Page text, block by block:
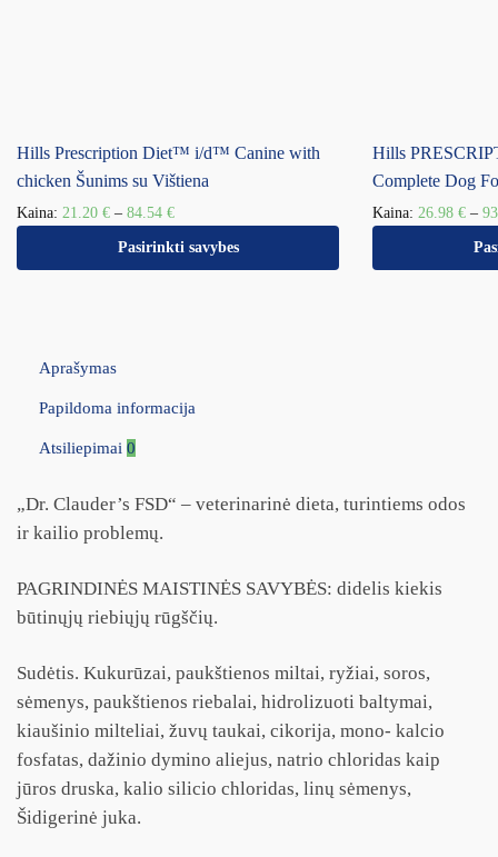
Hills Prescription Diet™ i/d™ Canine with
chicken Šunims su Vištiena
Kaina: 21.20 € – 84.54 €
Pasirinkti savybes
Hills
Complete Dog
Kaina: 26.98 € –
Aprašymas
Papildoma informacija
Atsiliepimai 0
„Dr. Clauder’s FSD“ – veterinarinė dieta, turintiems odos
ir kailio problemų.
PAGRINDINĖS MAISTINĖS SAVYBĖS: didelis kiekis
būtinųjų riebiųjų rūgščių.
Sudėtis. Kukurūzai, paukštienos miltai, ryžiai, soros,
sėmenys, paukštienos riebalai, hidrolizuoti baltymai,
kiaušinio milteliai, žuvų taukai, cikorija, mono- kalcio
fosfatas, dažinio dymino aliejus, natrio chloridas kaip
jūros druska, kalio silicio chloridas, linų sėmenys,
Šidigerinė juka.